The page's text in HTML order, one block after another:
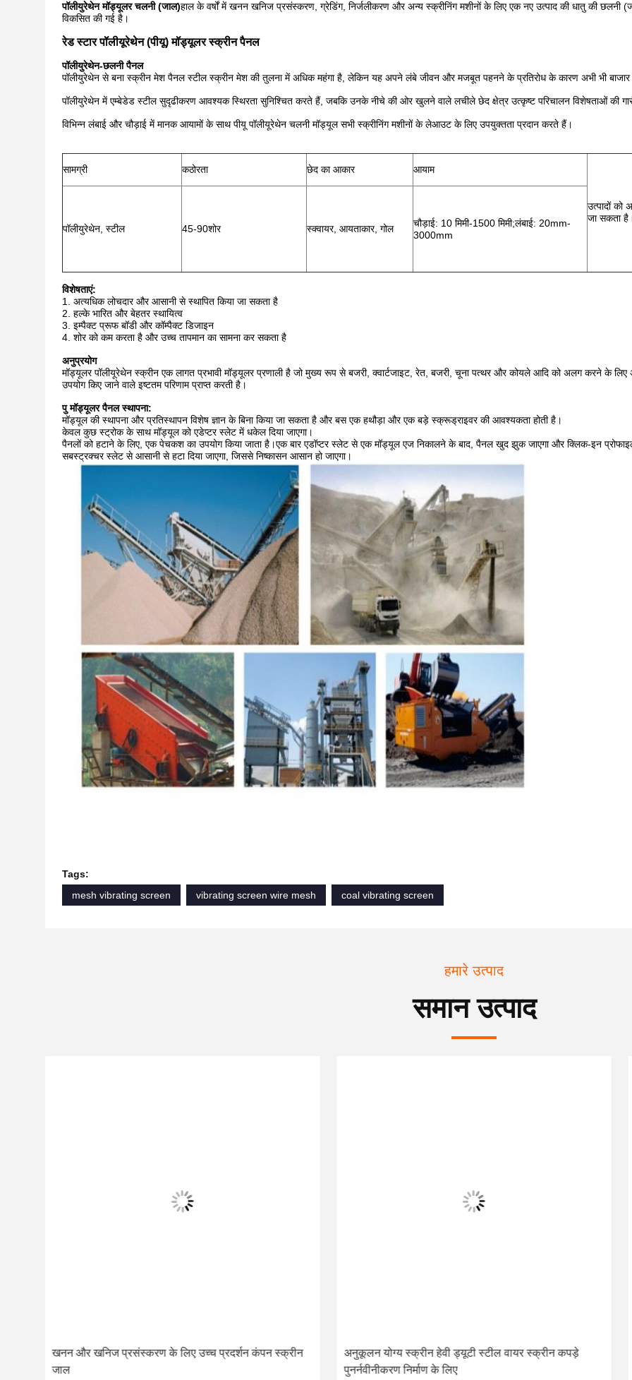
पॉलीयुरेथेन मॉड्यूलर चलनी (जाल)हाल के वर्षों में खनन खनिज प्रसंस्करण, ग्रेडिंग, निर्जलीकरण और अन्य स्क्रीनिंग मशीनों के लिए एक नए उत्पाद की धातु की छलनी
विकसित की गई है।
रेड स्टार पॉलीयूरेथेन (पीयू) मॉड्यूलर स्क्रीन पैनल
पॉलीयुरेथेन-छलनी पैनल
पॉलीयुरेथेन से बना स्क्रीन मेश पैनल स्टील स्क्रीन मेश की तुलना में अधिक महंगा है, लेकिन यह अपने लंबे जीवन और मजबूत पहनने के प्रतिरोध के कारण अभी भी बाजार
पॉलीयुरेथेन में एम्बेडेड स्टील सुदृढीकरण आवश्यक स्थिरता सुनिश्चित करते हैं, जबकि उनके नीचे की ओर खुलने वाले लचीले छेद क्षेत्र उत्कृष्ट परिचालन विशेषताओं की
विभिन्न लंबाई और चौड़ाई में मानक आयामों के साथ पीयू पॉलीयूरेथेन चलनी मॉड्यूल सभी स्क्रीनिंग मशीनों के लेआउट के लिए उपयुक्तता प्रदान करते हैं।
सामग्री कठोरता छेद का आकार आयाम
उत्पादों को
जा सकता
पॉलीयुरेथेन, स्टील
45-90शोर स्क्वायर, आयताकार, गोल
चौड़ाई: 10 मिमी-1500 मिमी;लंबाई: 20mm-
3000mm
विशेषताएं:
1. अत्यधिक लोचदार और आसानी से स्थापित किया जा सकता है
2. हल्के भारित और बेहतर स्थायित्व
3. इम्पैक्ट प्रूफ बॉडी और कॉम्पैक्ट डिजाइन
4. शोर को कम करता है और उच्च तापमान का सामना कर सकता है
अनुप्रयोग
मॉड्यूलर पॉलीयूरेथेन स्क्रीन एक लागत प्रभावी मॉड्यूलर प्रणाली है जो मुख्य रूप से बजरी, क्वार्टजाइट, रेत, बजरी, चूना पत्थर और कोयले आदि को अलग करने के लिए
उपयोग किए जाने वाले इष्टतम परिणाम प्राप्त करती है।
पु मॉड्यूलर पैनल स्थापना:
मॉड्यूल की स्थापना और प्रतिस्थापन विशेष ज्ञान के बिना किया जा सकता है और बस एक हथौड़ा और एक बड़े स्क्रूड्राइवर की आवश्यकता होती है।
केवल कुछ स्ट्रोक के साथ मॉड्यूल को एडेप्टर स्लेट में धकेल दिया जाएगा।
पैनलों को हटाने के लिए, एक पेचकश का उपयोग किया जाता है।एक बार एडॉप्टर स्लेट से एक मॉड्यूल एज निकालने के बाद, पैनल खुद झुक जाएगा और क्लिक-इन
सबस्ट्रक्चर स्लेट से आसानी से हटा दिया जाएगा, जिससे निष्कासन आसान हो जाएगा।
Tags:
mesh vibrating screen
vibrating screen wire mesh coal vibrating screen
हमारे उत्पाद
समान उत्पाद
खनन और खनिज प्रसंस्करण के लिए उच्च प्रदर्शन कंपन स्क्रीन
जाल
अनुकूलन योग्य स्क्रीन हेवी ड्यूटी स्टील वायर स्क्रीन कपड़े
पुनर्नवीनीकरण निर्माण के लिए